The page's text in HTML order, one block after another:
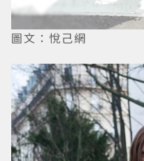
圖文：悅己網